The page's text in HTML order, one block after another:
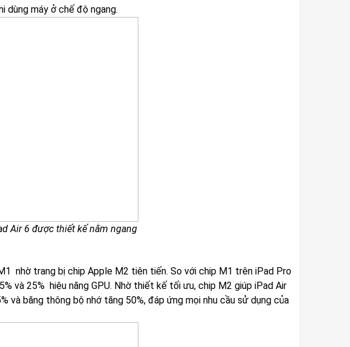
máy ở chế độ ngang.
Air 6 được thiết kế nằm ngang
nhờ trang bị chip Apple M2 tiên tiến. So với chip M1 trên iPad Pro
và 25% hiệu năng GPU. Nhờ thiết kế tối ưu, chip M2 giúp iPad Air
và băng thông bộ nhớ tăng 50%, đáp ứng mọi nhu cầu sử dụng của